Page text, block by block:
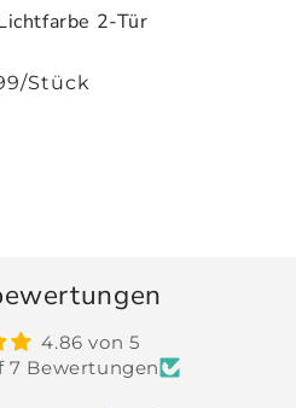
2-Tür
Stück
4.86 von 5
7 Bewertungen